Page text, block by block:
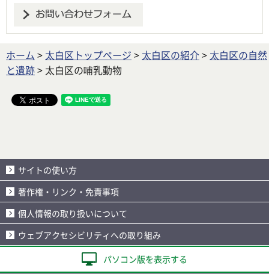
ホーム > 太白区トップページ > 太白区の紹介> 太白区の自然
と遺跡> 太白区の哺乳動物
サイトの使い方
著作権・リンク・免責事項
個人情報の取り扱いについて
ウェブアクセシビリティへの取り組み
パソコン版を表示する